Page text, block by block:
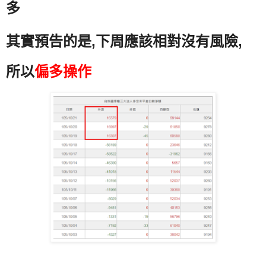
多
其實預告的是,下周應該相對沒有風險,
所以偏多操作